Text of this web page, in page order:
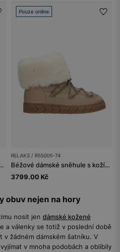
s kožíškem a šněrováním
Pouze online
RELAKS / R55005-74
Béžové dámské sněhule s kožíškem a šněrováním
3799.00 Kč
obuv nejen na hory
nosit jen dámské kožené
a válenky se totiž v poslední době
žádném dámském šatníku. V
v mnoha podobách a oblíbily